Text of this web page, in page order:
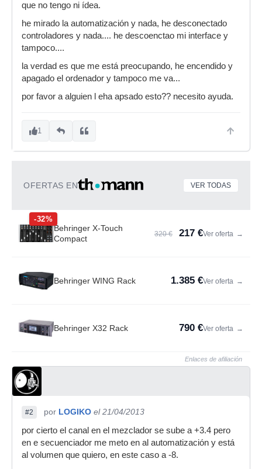
que no tengo ni ídea.
he mirado la automatización y nada, he desconectado
controladores y nada.... he descoenctao mi interface y
tampoco....
la verdad es que me está preocupando, he encendido y
apagado el ordenador y tampoco me va...
por favor a alguien l eha apsado esto?? necesito ayuda.
1
OFERTAS EN VER TODAS
-32%
Behringer X-Touch
Compact
320 € 217 €Ver oferta →
Behringer WING Rack 1.385 €Ver oferta →
Behringer X32 Rack 790 €Ver oferta →
Enlaces de afiliación
#2 por LOGIKO el 21/04/2013
por cierto el canal en el mezclador se sube a +3.4 pero
en e secuenciador me meto en al automatización y está
al volumen que quiero, en este caso a -8.